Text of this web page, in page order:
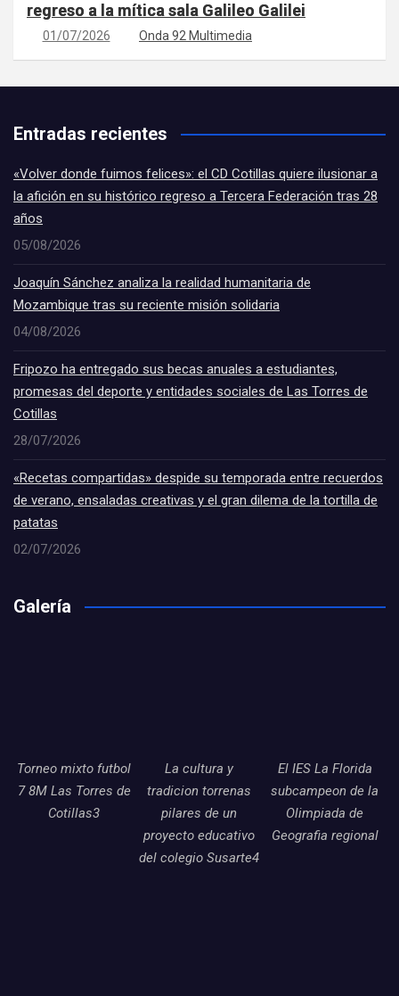
regreso a la mítica sala Galileo Galilei
01/07/2026 Onda 92 Multimedia
Entradas recientes
«Volver donde fuimos felices»: el CD Cotillas quiere ilusionar a
la afición en su histórico regreso a Tercera Federación tras 28
años
05/08/2026
Joaquín Sánchez analiza la realidad humanitaria de
Mozambique tras su reciente misión solidaria
04/08/2026
Fripozo ha entregado sus becas anuales a estudiantes,
promesas del deporte y entidades sociales de Las Torres de
Cotillas
28/07/2026
«Recetas compartidas» despide su temporada entre recuerdos
de verano, ensaladas creativas y el gran dilema de la tortilla de
patatas
02/07/2026
Galería
Torneo mixto futbol
7 8M Las Torres de
Cotillas3
La cultura y
tradicion torrenas
pilares de un
proyecto educativo
del colegio Susarte4
El IES La Florida
subcampeon de la
Olimpiada de
Geografia regional